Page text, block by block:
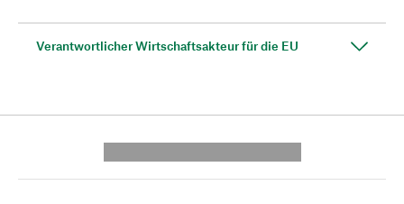
Verantwortlicher Wirtschaftsakteur für die EU